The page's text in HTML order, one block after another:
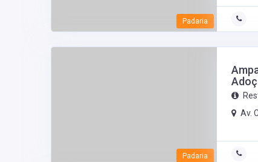
Padaria
Padaria
Av.